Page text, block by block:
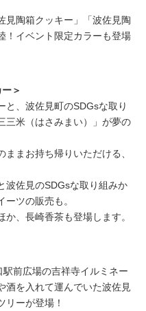
見陶箱クッキー」「波佐見陶
！イベント限定カラーも登場
＞
と、波佐見町のSDGsな取り
三米（はさみまい）」が夢の
まお持ち帰りいただける、
波佐見のSDGsな取り組みか
ツの販売も。
、長崎香茶も登場します。
前広場の吉祥寺イルミネー
酒を入れて運んでいた波佐見
リーが登場！